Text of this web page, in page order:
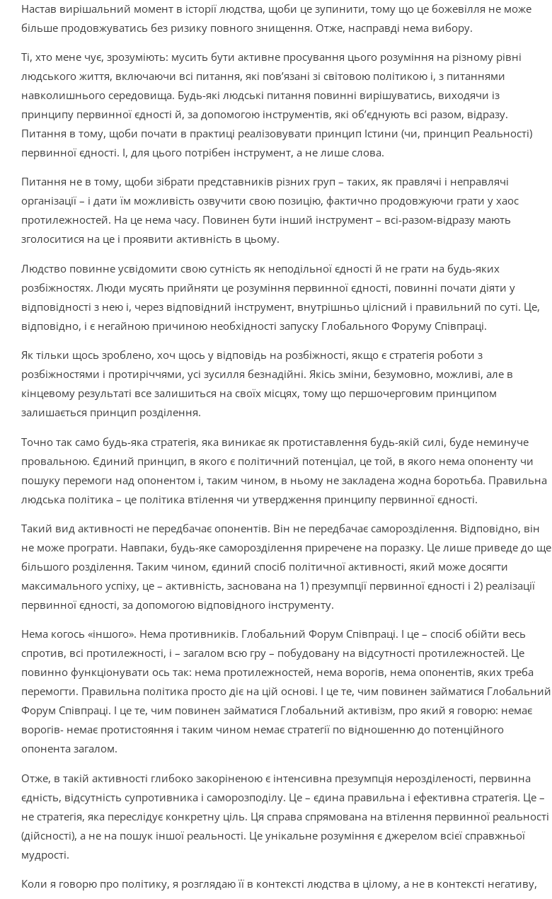
Настав вирішальний момент в історії людства, щоби це зупинити, тому що це божевілля не може
більше продовжуватись без ризику повного знищення. Отже, насправді нема вибору.
Ті, хто мене чує, зрозуміють: мусить бути активне просування цього розуміння на різному рівні
людського життя, включаючи всі питання, які пов’язані зі світовою політикою і, з питаннями
навколишнього середовища. Будь-які людські питання повинні вирішуватись, виходячи із
принципу первинної єдності й, за допомогою інструментів, які об’єднують всі разом, відразу.
Питання в тому, щоби почати в практиці реалізовувати принцип Істини (чи, принцип Реальності)
первинної єдності. І, для цього потрібен інструмент, а не лише слова.
Питання не в тому, щоби зібрати представників різних груп – таких, як правлячі і неправлячі
організації – і дати їм можливість озвучити свою позицію, фактично продовжуючи грати у хаос
протилежностей. На це нема часу. Повинен бути інший інструмент – всі-разом-відразу мають
зголоситися на це і проявити активність в цьому.
Людство повинне усвідомити свою сутність як неподільної єдності й не грати на будь-яких
розбіжностях. Люди мусять прийняти це розуміння первинної єдності, повинні почати діяти у
відповідності з нею і, через відповідний інструмент, внутрішньо цілісний і правильний по суті. Це,
відповідно, і є негайною причиною необхідності запуску Глобального Форуму Співпраці.
Як тільки щось зроблено, хоч щось у відповідь на розбіжності, якщо є стратегія роботи з
розбіжностями і протиріччями, усі зусилля безнадійні. Якісь зміни, безумовно, можливі, але в
кінцевому результаті все залишиться на своїх місцях, тому що першочерговим принципом
залишається принцип розділення.
Точно так само будь-яка стратегія, яка виникає як протиставлення будь-якій силі, буде неминуче
провальною. Єдиний принцип, в якого є політичний потенціал, це той, в якого нема опоненту чи
пошуку перемоги над опонентом і, таким чином, в ньому не закладена жодна боротьба. Правильна
людська політика – це політика втілення чи утвердження принципу первинної єдності.
Такий вид активності не передбачає опонентів. Він не передбачає саморозділення. Відповідно, він
не може програти. Навпаки, будь-яке саморозділення приречене на поразку. Це лише приведе до ще
більшого розділення. Таким чином, єдиний спосіб політичної активності, який може досягти
максимального успіху, це – активність, заснована на 1) презумпції первинної єдності і 2) реалізації
первинної єдності, за допомогою відповідного інструменту.
Нема когось «іншого». Нема противників. Глобальний Форум Співпраці. І це – спосіб обійти весь
спротив, всі протилежності, і – загалом всю гру – побудовану на відсутності протилежностей. Це
повинно функціонувати ось так: нема протилежностей, нема ворогів, нема опонентів, яких треба
перемогти. Правильна політика просто діє на цій основі. І це те, чим повинен займатися Глобальний
Форум Співпраці. І це те, чим повинен займатися Глобальний активізм, про який я говорю: немає
ворогів- немає протистояння і таким чином немає стратегії по відношенню до потенційного
опонента загалом.
Отже, в такій активності глибоко закоріненою є інтенсивна презумпція нерозділеності, первинна
єдність, відсутність супротивника і саморозподілу. Це – єдина правильна і ефективна стратегія. Це –
не стратегія, яка переслідує конкретну ціль. Ця справа спрямована на втілення первинної реальності
(дійсності), а не на пошук іншої реальності. Це унікальне розуміння є джерелом всієї справжньої
мудрості.
Коли я говорю про політику, я розглядаю її в контексті людства в цілому, а не в контексті негативу,